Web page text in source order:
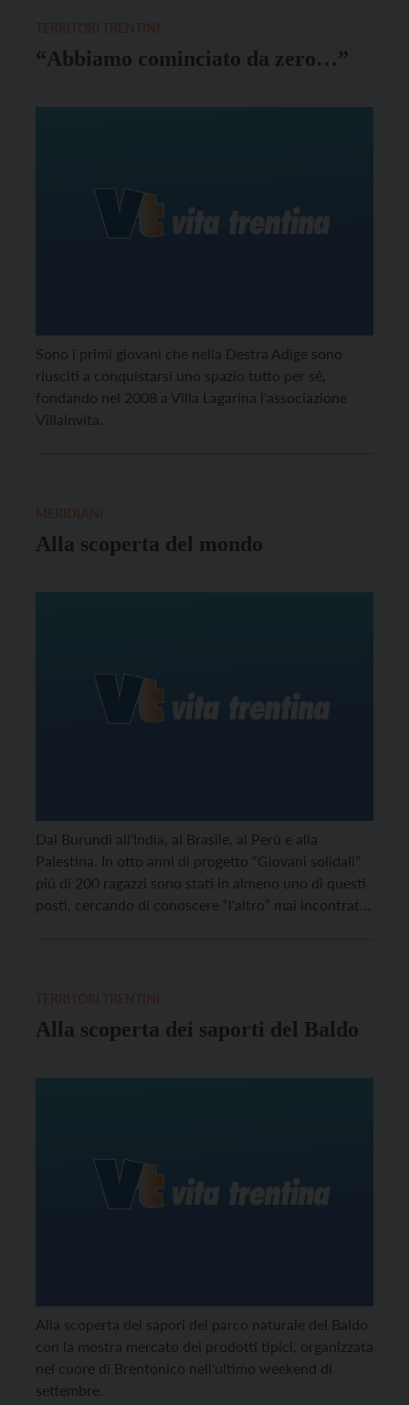
“Abbiamo cominciato da zero…”
Sono i primi giovani che nella Destra Adige sono
riusciti a conquistarsi uno spazio tutto per sé,
fondando nel 2008 a Villa Lagarina l'associazione
Villainvita.
Alla scoperta del mondo
Dal Burundi all’India, al Brasile, al Perù e alla
Palestina. In otto anni di progetto “Giovani solidali”
più di 200 ragazzi sono stati in almeno uno di questi
posti, cercando di conoscere “l'altro” mai incontrato
Alla scoperta dei saporti del Baldo
Alla scoperta dei sapori del parco naturale del Baldo
con la mostra mercato dei prodotti tipici, organizzata
nel cuore di Brentonico nell'ultimo weekend di
settembre.